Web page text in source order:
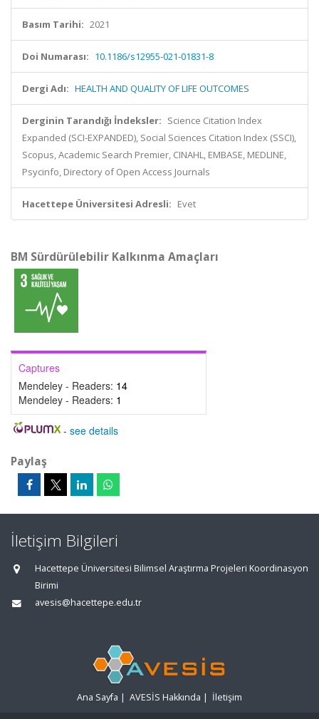
Basım Tarihi: 2021
Doi Numarası: 10.1186/s12955-021-01831-8
Dergi Adı: HEALTH AND QUALITY OF LIFE OUTCOMES
Derginin Tarandığı İndeksler: Science Citation Index
Expanded (SCI-EXPANDED), Social Sciences Citation Index (SSCI),
Scopus, Academic Search Premier, CINAHL, EMBASE, MEDLINE,
Psycinfo, Directory of Open Access Journals
Hacettepe Üniversitesi Adresli: Evet
BM Sürdürülebilir Kalkınma Amaçları
Captures
Mendeley - Readers: 14
Mendeley - Readers: 1
- see details
Paylaş
İletişim Bilgileri
Hacettepe Üniversitesi Bilimsel Araştırma Projeleri Koordinasyon
Birimi
avesis@hacettepe.edu.tr
Ana Sayfa | AVESİS Hakkında | İletişim